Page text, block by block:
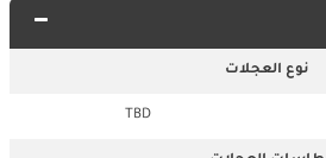
نوع العجلات
TBD